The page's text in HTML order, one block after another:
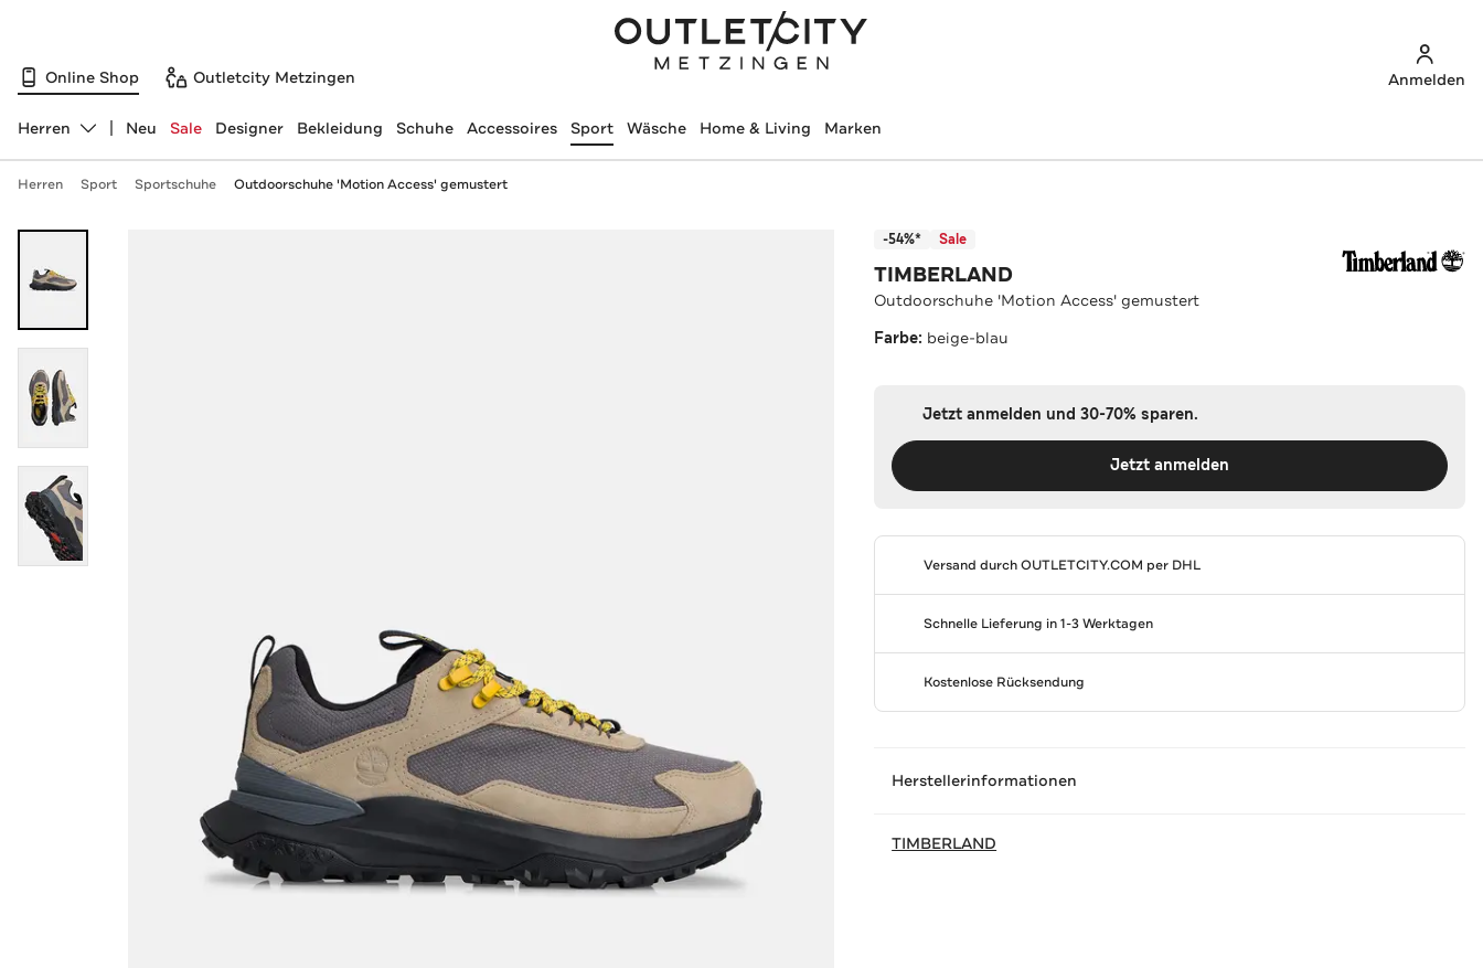
Online Shop Outletcity Metzingen Anmelden
Abteilung ändern, ausgewählt:
Herren Neu Sale Designer Bekleidung Schuhe Accessoires Sport Wäsche Home & Living Marken
Herren Sport Sportschuhe Outdoorschuhe 'Motion Access' gemustert
-54%* Sale
TIMBERLAND
Outdoorschuhe 'Motion Access' gemustert
Farbe: beige-blau
Jetzt anmelden und 30-70% sparen.
Jetzt anmelden
Versand durchOUTLETCITY.COM per DHL
Schnelle Lieferung in 1-3 Werktagen
Kostenlose Rücksendung
Herstellerinformationen
TIMBERLAND